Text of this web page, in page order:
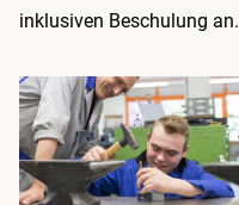
inklusiven Beschulung an.